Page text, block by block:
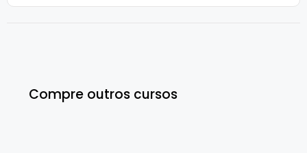
Compre outros cursos